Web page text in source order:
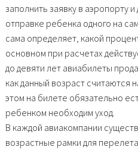
заполнить заявку в аэропорту
отправке ребенка одного на
сама определяет, какой
основном при расчетах
до девяти лет авиабилеты
как данный возраст
этом на билете обязательно
ребенком необходим уход.
В каждой авиакомпании
возрастные рамки для